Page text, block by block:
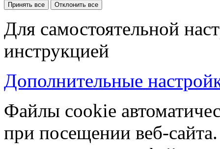
Принять все Отклонить все
Для самостоятельной
инструкцией
Дополнительные
Файлы cookie
при посещении веб-